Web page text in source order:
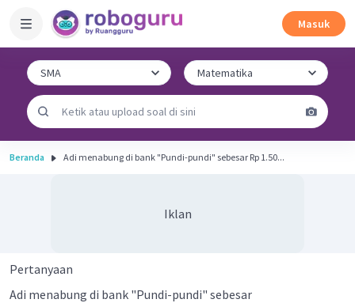
Masuk
Beranda Adi menabung di bank "Pundi-pundi" sebesar Rp 1.50...
Iklan
Pertanyaan
Adi menabung di bank "Pundi-pundi" sebesar